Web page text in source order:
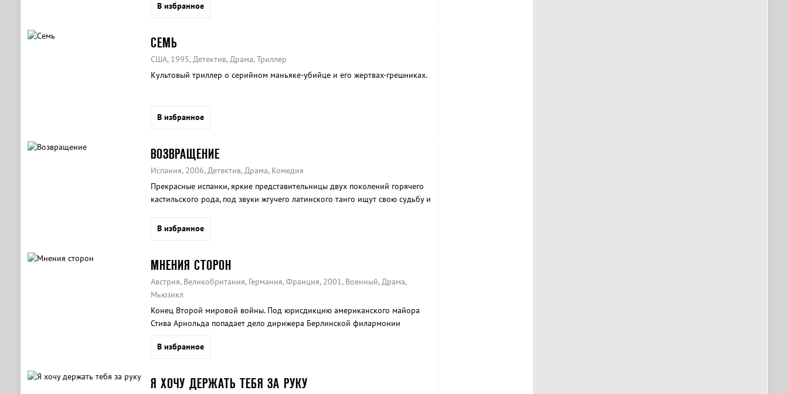
В избранное
СЕМЬ
США, 1995, Детектив, Драма, Триллер
Культовый триллер о серийном маньяке-убийце и его жертвах-грешниках.
В избранное
ВОЗВРАЩЕНИЕ
Испания, 2006, Детектив, Драма, Комедия
Прекрасные испанки, яркие представительницы двух поколений горячего
кастильского рода, под звуки жгучего латинского танго ищут свою судьбу и
В избранное
МНЕНИЯ СТОРОН
Австрия, Великобритания, Германия, Франция, 2001, Военный, Драма,
Мьюзикл
Конец Второй мировой войны. Под юрисдикцию американского майора
Стива Арнольда попадает дело дирижера Берлинской филармонии
В избранное
Я ХОЧУ ДЕРЖАТЬ ТЕБЯ ЗА РУКУ